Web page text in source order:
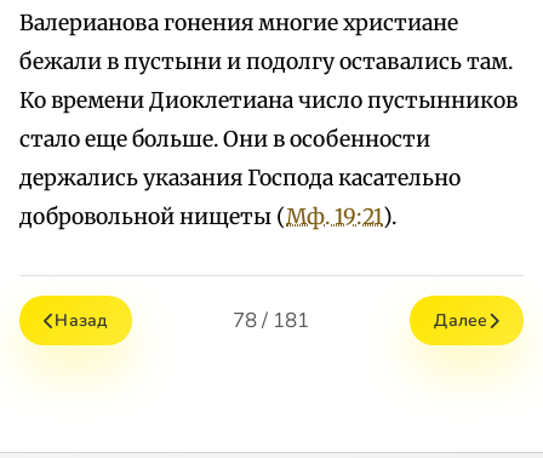
Валерианова гонения многие христиане
бежали в пустыни и подолгу оставались там.
Ко времени Диоклетиана число пустынников
стало еще больше. Они в особенности
держались указания Господа касательно
добровольной нищеты (Мф. 19:21).
Назад 78 / 181 Далее